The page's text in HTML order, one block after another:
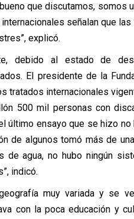
que discutamos, somos
señalan que
explicó.
debido al estado de
El presidente de la
tratados internacionales
500 mil personas con
último ensayo que se hizo
de algunos tomó más de
agua, no hubo ningún
indicó.
muy variada y se
con la poca educación y